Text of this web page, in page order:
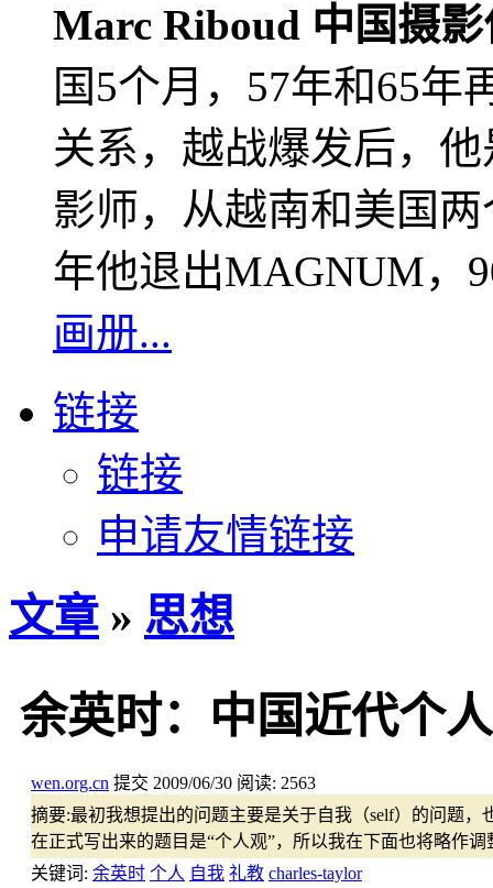
Marc Riboud 中国摄
国5个月，57年和65年
关系，越战爆发后，
影师，从越南和美国
年他退出MAGNUM，
画册...
链接
链接
申请友情链接
文章 » 思想
余英时：中国近代个
wen.org.cn 提交 2009/06/30 阅读: 2563
摘要:最初我想提出的问题主要是关于自我（self）的问题
在正式写出来的题目是“个人观”，所以我在下面也将略作
关键词: 余英时 个人 自我 礼教 charles-taylor